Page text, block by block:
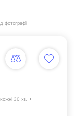
фотографії
30 хв.